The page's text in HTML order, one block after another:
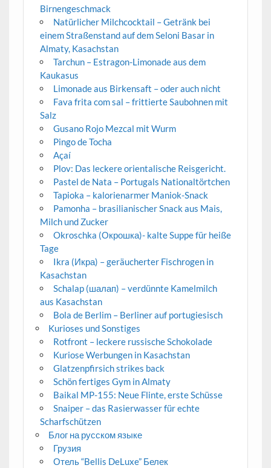
Birnengeschmack
Natürlicher Milchcocktail – Getränk bei
einem Straßenstand auf dem Seloni Basar in
Almaty, Kasachstan
Tarchun – Estragon-Limonade aus dem
Kaukasus
Limonade aus Birkensaft – oder auch nicht
Fava frita com sal – frittierte Saubohnen mit
Salz
Gusano Rojo Mezcal mit Wurm
Pingo de Tocha
Açaí
Plov: Das leckere orientalische Reisgericht.
Pastel de Nata – Portugals Nationaltörtchen
Tapioka – kalorienarmer Maniok-Snack
Pamonha – brasilianischer Snack aus Mais,
Milch und Zucker
Okroschka (Окрошка)- kalte Suppe für heiße
Tage
Ikra (Икра) – geräucherter Fischrogen in
Kasachstan
Schalap (шалап) – verdünnte Kamelmilch
aus Kasachstan
Bola de Berlim – Berliner auf portugiesisch
Kurioses und Sonstiges
Rotfront – leckere russische Schokolade
Kuriose Werbungen in Kasachstan
Glatzenpfirsich strikes back
Schön fertiges Gym in Almaty
Baikal MP-155: Neue Flinte, erste Schüsse
Snaiper – das Rasierwasser für echte
Scharfschützen
Блог на русском языке
Грузия
Отель “Bellis DeLuxe” Белек